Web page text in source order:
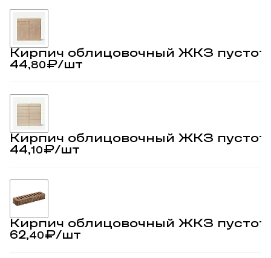
Кирпич облицовочный ЖКЗ
44,80₽/шт
Кирпич облицовочный ЖКЗ
44,10₽/шт
Кирпич облицовочный ЖКЗ
62,40₽/шт